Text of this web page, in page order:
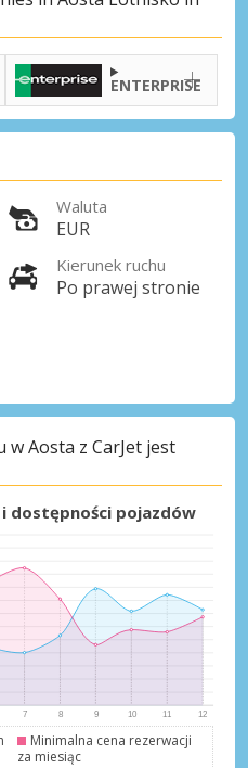
przez eLink
ENTERPRISE
Waluta
EUR
Kierunek ruchu
Po prawej stronie
w Aosta z CarJet jest
dostępności pojazdów
Minimalna cena rezerwacji
za miesiąc